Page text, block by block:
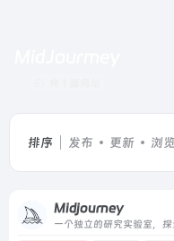
排序 发布 更新 浏览
Midjourney
一个独立的研究实验室，